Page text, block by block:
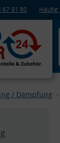
67 91 80 Häufig
/ Dämpfung